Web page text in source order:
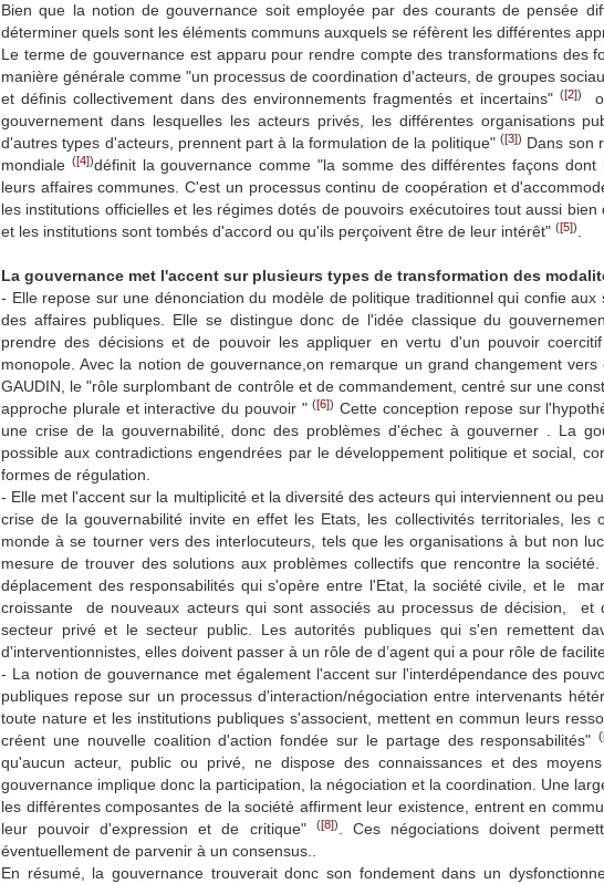
Bien que la notion de gouvernance soit employée par des courants de pensée
déterminer quels sont les éléments communs auxquels se réfèrent les différentes
Le terme de gouvernance est apparu pour rendre compte des transformations des
manière générale comme "un processus de coordination d'acteurs, de groupes
et définis collectivement dans des environnements fragmentés et incertains" ([2])
gouvernement dans lesquelles les acteurs privés, les différentes organisations
d'autres types d'acteurs, prennent part à la formulation de la politique" ([3]) Dans son
mondiale ([4])définit la gouvernance comme "la somme des différentes façons
leurs affaires communes. C'est un processus continu de coopération et
les institutions officielles et les régimes dotés de pouvoirs exécutoires tout aussi
et les institutions sont tombés d'accord ou qu'ils perçoivent être de leur intérêt" ([5])
La gouvernance met l'accent sur plusieurs types de transformation des
- Elle repose sur une dénonciation du modèle de politique traditionnel qui confie
des affaires publiques. Elle se distingue donc de l'idée classique du
prendre des décisions et de pouvoir les appliquer en vertu d'un pouvoir
monopole. Avec la notion de gouvernance,on remarque un grand changement
GAUDIN, le "rôle surplombant de contrôle et de commandement, centré sur une
approche plurale et interactive du pouvoir "([6]) Cette conception repose sur
une crise de la gouvernabilité, donc des problèmes d'échec à gouverner . La
possible aux contradictions engendrées par le développement politique et social,
formes de régulation.
- Elle met l'accent sur la multiplicité et la diversité des acteurs qui interviennent ou
crise de la gouvernabilité invite en effet les Etats, les collectivités territoriales, les
monde à se tourner vers des interlocuteurs, tels que les organisations à but non
mesure de trouver des solutions aux problèmes collectifs que rencontre la
déplacement des responsabilités qui s'opère entre l'Etat, la société civile, et le
croissante de nouveaux acteurs qui sont associés au processus de décision, et
secteur privé et le secteur public. Les autorités publiques qui s'en remettent
d'interventionnistes, elles doivent passer à un rôle de d’agent qui a pour rôle de
- La notion de gouvernance met également l'accent sur l'interdépendance des
publiques repose sur un processus d'interaction/négociation entre intervenants
toute nature et les institutions publiques s'associent, mettent en commun leurs
créent une nouvelle coalition d'action fondée sur le partage des responsabilités"(
qu'aucun acteur, public ou privé, ne dispose des connaissances et des
gouvernance implique donc la participation, la négociation et la coordination. Une
les différentes composantes de la société affirment leur existence, entrent en
leur pouvoir d'expression et de critique"
([8])
. Ces négociations doivent
éventuellement de parvenir à un consensus..
En résumé, la gouvernance trouverait donc son fondement dans un